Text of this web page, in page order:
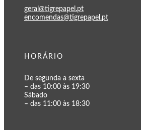
geral@tigrepapel.pt
encomendas@tigrepapel.pt
HORÁRIO
De segunda a sexta
– das 10:00 às 19:30
Sábado
– das 11:00 às 18:30